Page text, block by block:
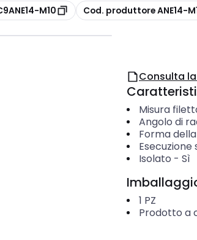
M10 copia
Cod. produttore ANE14-
Consulta
Misura
Angolo di
Forma
Isolato - Sì
1 PZ
Prodotto a